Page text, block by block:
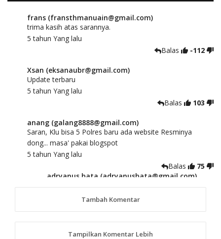
frans (fransthmanuain@gmail.com)
trima kasih atas sarannya.
5 tahun Yang lalu
Balas
-112
Xsan (eksanaubr@gmail.com)
Update terbaru
5 tahun Yang lalu
Balas
103
anang (galang8888@gmail.com)
Saran, Klu bisa 5 Polres baru ada website Resminya
dong... masa' pakai blogspot
5 tahun Yang lalu
Balas
75
adryanus bata (adryanusbata@gmail.com)
TKS atas saran dan masukannya, akan kami
tindaklanjuti
anggy (anakkaos@gmail.com)
Tambah Komentar
Tampilkan Komentar Lebih